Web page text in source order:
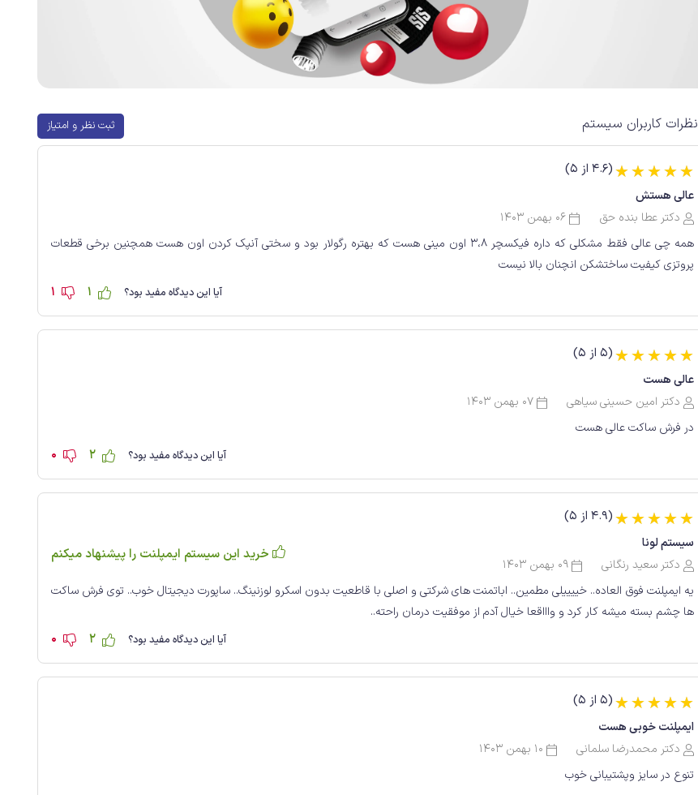
نظرات کاربران سیستم ثبت نظر و امتیاز
(4.6 از 5)☆☆☆☆☆
عالی هستش
دکتر عطا بنده حق
06 بهمن 1403
همه چی عالی فقط مشکلی که داره فیکسچر 3،8 اون مینی هست که بهتره رگولار بود و سختی آنپک کردن اون هست همچنین برخی قطعات
پروتزی کیفیت ساختشکن انچنان بالا نیست
آیا این دیدگاه مفید بود؟ 1
1
(5 از 5)☆☆☆☆☆
عالی هست
دکتر امین حسینی سیاهی
07 بهمن 1403
در فرش ساکت عالی هست
آیا این دیدگاه مفید بود؟ 2
0
(4.9 از 5)☆☆☆☆☆
سیستم لونا
دکتر سعید رنگانی
09 بهمن 1403
خرید این سیستم ایمپلنت را پیشنهاد میکنم
یه ایمپلنت فوق العاده.. خییییلی مطمین.. اباتمنت های شرکتی و اصلی با قاطعیت بدون اسکرو لوزنینگ.. ساپورت دیجیتال خوب.. توی فرش ساکت
ها چشم بسته میشه کار کرد و واااقعا خیال آدم از موفقیت درمان راحته..
آیا این دیدگاه مفید بود؟ 2
0
(5 از 5)☆☆☆☆☆
ایمپلنت خوبی هست
دکتر محمدرضا سلمانی
10 بهمن 1403
تنوع در سایز وپشتیبانی خوب